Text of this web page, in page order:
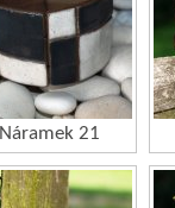
Náramek 21